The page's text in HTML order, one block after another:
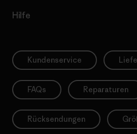
Hilfe
Kundenservice
FAQs Reparaturen
Rücksendungen